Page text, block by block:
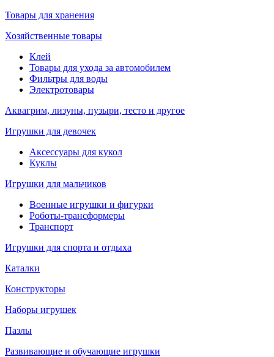
Товары для хранения
Хозяйственные товары
Клей
Товары для ухода за автомобилем
Фильтры для воды
Электротовары
Аквагрим, лизуны, пузыри, тесто и другое
Игрушки для девочек
Аксессуары для кукол
Куклы
Игрушки для мальчиков
Военные игрушки и фигурки
Роботы-трансформеры
Транспорт
Игрушки для спорта и отдыха
Каталки
Конструкторы
Наборы игрушек
Пазлы
Развивающие и обучающие игрушки